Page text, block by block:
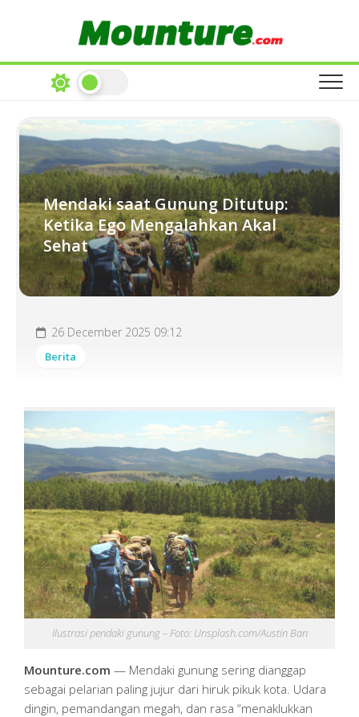
Mendaki saat Gunung Ditutup:
Ketika Ego Mengalahkan Akal
Sehat
26 December 2025 09:12
Berita
Ilustrasi pendaki gunung – Foto: Unsplash.com/Austin Ban
Mounture.com — Mendaki gunung sering dianggap
sebagai pelarian paling jujur dari hiruk pikuk kota. Udara
dingin, pemandangan megah, dan rasa “menaklukkan